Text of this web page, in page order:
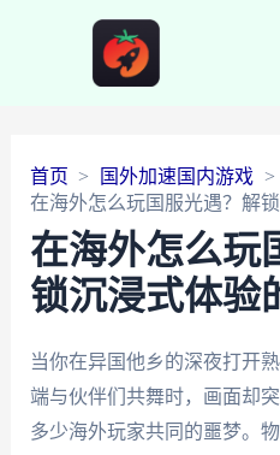
首页
国外加速国内游戏
在海外怎么玩国服光遇？解
在海外怎么玩
锁沉浸式体验
当你在异国他乡的深夜打开
端与伙伴们共舞时，画面却
多少海外玩家共同的噩梦。